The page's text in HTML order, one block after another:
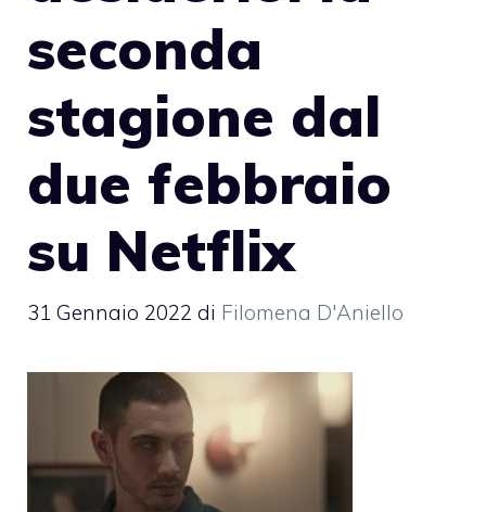
seconda
stagione dal
due febbraio
su Netflix
31 Gennaio 2022 di Filomena D'Aniello